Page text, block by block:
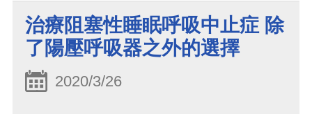
治療阻塞性睡眠呼吸中止症 除
了陽壓呼吸器之外的選擇
2020/3/26